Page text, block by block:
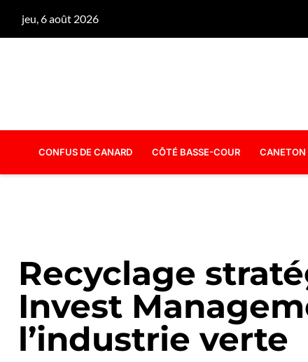
jeu, 6 août 2026
CONFUS DE CANARD CÔTÉ BASSE-COUR CANETON
Recyclage
Invest
l’industrie verte